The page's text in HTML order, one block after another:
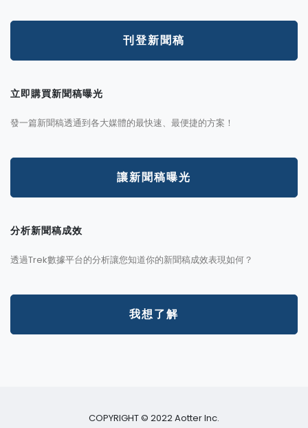
刊登新聞稿
立即購買新聞稿曝光
發一篇新聞稿透通到各大媒體的最快速、最便捷的方案！
讓新聞稿曝光
分析新聞稿成效
透過Trek數據平台的分析讓您知道你的新聞稿成效表現如何？
我想了解
COPYRIGHT © 2022 Aotter Inc.